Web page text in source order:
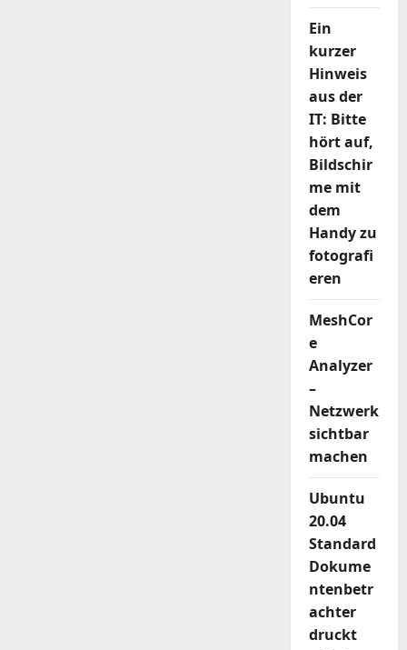
Ein
kurzer
Hinweis
aus der
IT: Bitte
hört auf,
Bildschir
me mit
dem
Handy zu
fotografi
eren
MeshCor
e
Analyzer
–
Netzwerk
sichtbar
machen
Ubuntu
20.04
Standard
Dokume
ntenbetr
achter
druckt